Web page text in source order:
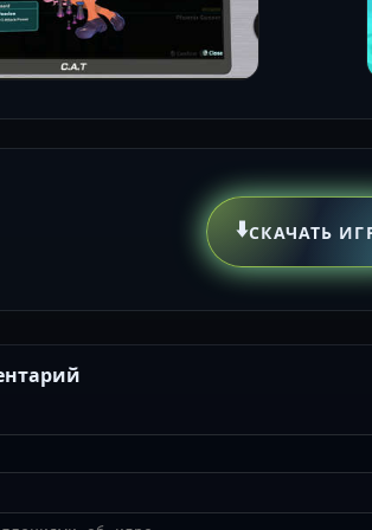
⬇️СКАЧАТЬ